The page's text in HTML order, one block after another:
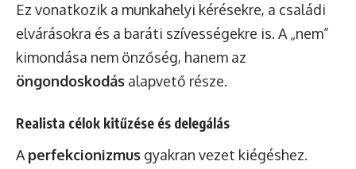
Ez vonatkozik a munkahelyi kérésekre, a családi
elvárásokra és a baráti szívességekre is. A „nem”
kimondása nem önzőség, hanem az
öngondoskodás alapvető része.
Realista célok kitűzése és delegálás
A perfekcionizmus gyakran vezet kiégéshez.